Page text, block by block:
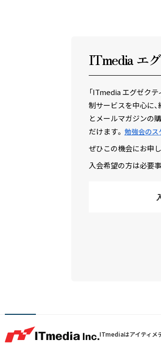
ITmedia エ
「ITmedia エグゼク
制サービスを中心に
とメールマガジンの
だけます。 勉強会のス
ぜひこの機会にお申
入会希望の方は必要
ITmediaはアイティメ